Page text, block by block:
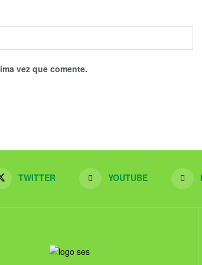
vez que comente.
TWITTER YOUTUBE